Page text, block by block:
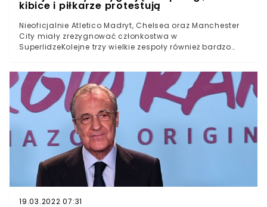
rezygnację, a dwa poważnie zastanawiają się, czy
kibice i piłkarze protestują
Nieoficjalnie Atletico Madryt, Chelsea oraz Manchester
City miały zrezygnować członkostwa w
SuperlidzeKolejne trzy wielkie zespoły również bardzo
pożegnali się już z pracąPonoć nawet Florentino Perez
zamierza lada moment wywiesić „białą flagę”Superliga
ma/miała być tworem, który zrzeszałby największe kluby
Europy. Dwanaście klubów założycielskich planowało,
lub jeszcze planuje utworzenie 20-zespołowych
rozgrywek, które miałyby przyćmić Ligę Mistrzów. To
może jednak się nie wydarzyć.Według doniesień
pojawiających się w mediach kolejne kluby mają
rezygnować z udziału w tworzeniu Superligi. Wcześniej
pisaliśmy dla Was o dwóch zespołach angielskich, o
czym szerzej przeczytacie tutaj. Teraz mówi się o
Atletico Madryt i kolejnych trzech klubach.
19.03.2022 07:31